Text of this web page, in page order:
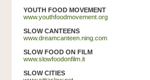
YOUTH FOOD MOVEMENT
www.youthfoodmovement.org
SLOW CANTEENS
www.dreamcanteen.ning.com
SLOW FOOD ON FILM
www.slowfoodonfilm.it
SLOW CITIES